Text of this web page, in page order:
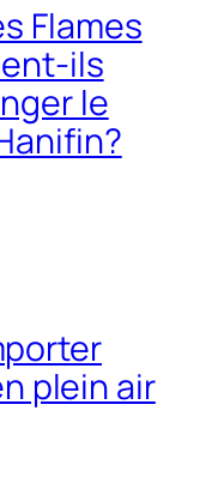
Flames
ils
le
plein air